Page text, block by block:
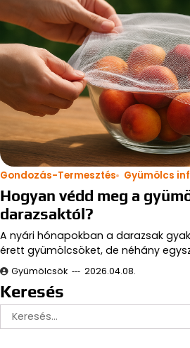
Gondozás-Termesztés Gyümölcs
Hogyan védd meg a
darazsaktól?
A nyári hónapokban a darazsak
érett gyümölcsöket, de néhány
Gyümölcsök 2026.04.08.
Keresés
Keresés: